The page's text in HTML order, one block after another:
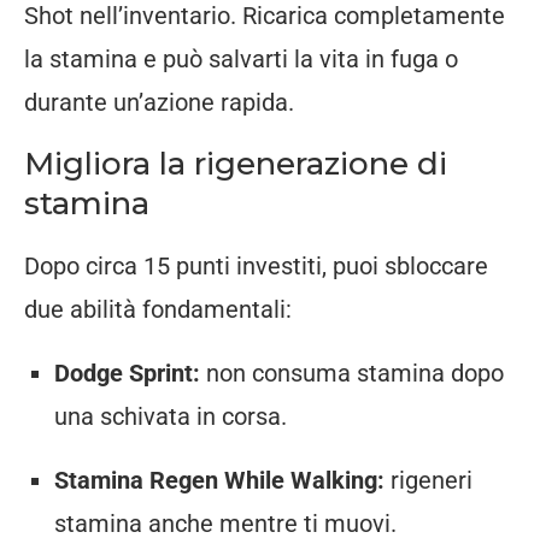
Shot nell’inventario. Ricarica completamente
la stamina e può salvarti la vita in fuga o
durante un’azione rapida.
Migliora la rigenerazione di
stamina
Dopo circa 15 punti investiti, puoi sbloccare
due abilità fondamentali:
Dodge Sprint: non consuma stamina dopo
una schivata in corsa.
Stamina Regen While Walking: rigeneri
stamina anche mentre ti muovi.